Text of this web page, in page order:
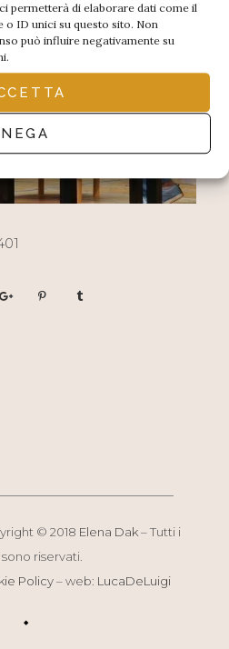
permetterà di elaborare dati come il
ID unici su questo sito. Non
può influire negativamente su
NEGA
© 2018 Elena Dak– Tutti i
riservati.
Policy– web: LucaDeLuigi
◆